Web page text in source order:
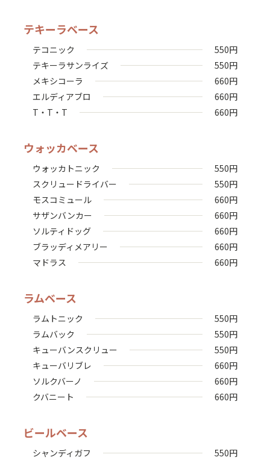
テキーラベース
テコニック 550円
テキーラサンライズ
550円
メキシコーラ
660円
エルディアブロ
660円
T・T・T
660円
ウォッカベース
ウォッカトニック 550円
スクリュードライバー
550円
モスコミュール
660円
サザンバンカー
660円
ソルティドッグ
660円
ブラッディメアリー
660円
マドラス
660円
ラムベース
ラムトニック 550円
ラムバック
550円
キューバンスクリュー
550円
キューバリブレ
660円
ソルクバーノ
660円
クバニート
660円
ビールベース
シャンディガフ 550円